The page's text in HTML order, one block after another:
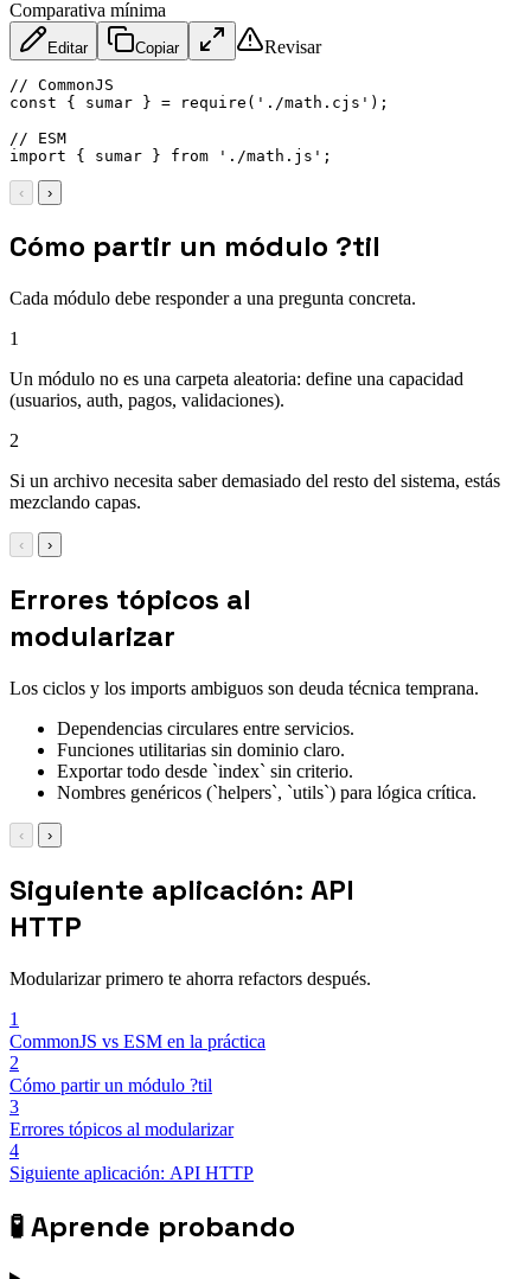
Comparativa mínima
Editar Copiar Revisar
// CommonJS
const
{ sumar } = require ( './math.cjs' ) ;
// ESM
import
{ sumar } from './math.js' ;
‹ ›
Cómo partir un módulo ?til
Cada módulo debe responder a una pregunta concreta.
1
Un módulo no es una carpeta aleatoria: define una capacidad
(usuarios, auth, pagos, validaciones).
2
Si un archivo necesita saber demasiado del resto del sistema, estás
mezclando capas.
‹ ›
Errores tópicos al
modularizar
Los ciclos y los imports ambiguos son deuda técnica temprana.
Dependencias circulares entre servicios.
Funciones utilitarias sin dominio claro.
Exportar todo desde `index` sin criterio.
Nombres genéricos (`helpers`, `utils`) para lógica crítica.
‹ ›
Siguiente aplicación: API
HTTP
Modularizar primero te ahorra refactors después.
1
CommonJS vs ESM en la práctica
2
Cómo partir un módulo ?til
3
Errores tópicos al modularizar
4
Siguiente aplicación: API HTTP
🧪Aprende probando